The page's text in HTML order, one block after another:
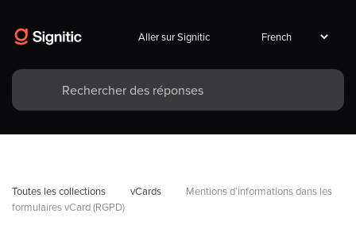
Aller sur Signitic
Toutes les collections vCards
Mentions d’informations dans les
formulaires vCard (RGPD)